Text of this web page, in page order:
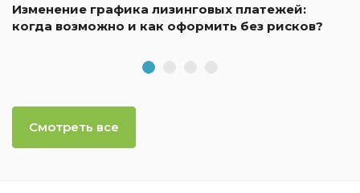
Изменение графика лизинговых платежей:
когда возможно и как оформить без рисков?
Смотреть все